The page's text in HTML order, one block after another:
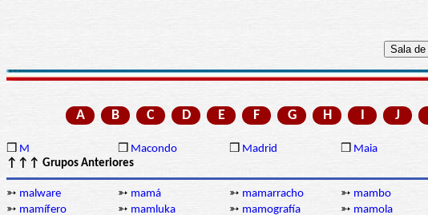
A B C D E F G H I J
❒ M ❒ Macondo ❒ Madrid ❒ Maia
↑↑↑ Grupos Anteriores
➳ malware ➳ mamá ➳ mamarracho ➳ mambo
➳ mamífero ➳ mamluka ➳ mamografía ➳ mamola